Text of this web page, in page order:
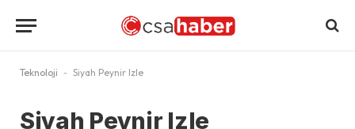
Teknoloji - Siyah Peynir Izle
Siyah Peynir Izle